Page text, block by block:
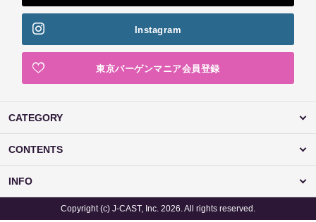
Instagram
東京バーゲンマニア会員登録
CATEGORY
CONTENTS
INFO
Copyright (c) J-CAST, Inc. 2026. All rights reserved.